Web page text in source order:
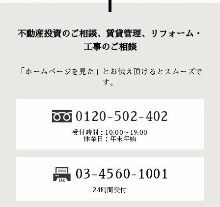
不動産投資のご相談、賃貸管理、リフォーム・
工事のご相談
「ホームページを見た」とお伝え頂けるとスムーズで
す。
0120-502-402
受付時間：10:00～19:00
休業日：年末年始
03-4560-1001
24時間受付